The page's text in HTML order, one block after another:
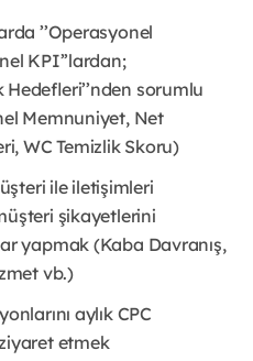
’’Operasyonel
KPI’’lardan;
sorumlu
Memnuniyet, Net
WC Temizlik Skoru)
ile iletişimleri
şikayetlerini
yapmak (Kaba Davranış,
vb.)
aylık CPC
etmek